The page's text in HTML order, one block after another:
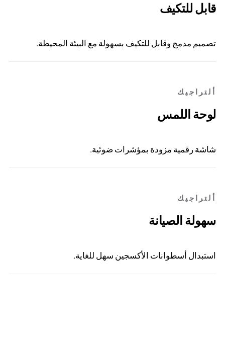
قابل للتكيف
تصميم مدمج وقابل للتكيف بسهولة مع البيئة المحيطة.
ألتراجيك
لوحة اللمس
شاشة رقمية مزودة بمؤشرات ضوئية.
ألتراجيك
سهولة الصيانة
استبدال أسطوانات الأكسجين سهل للغاية.